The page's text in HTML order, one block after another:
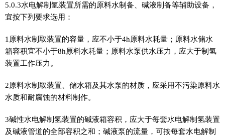
5.0.3水电解制氢装置所需的原料水制备、碱液制备等辅助设备，
宜按下列要求选用：
1原料水制取装置的容量，应不小于4h原料水耗量；原料水储水
箱容积宜不小于8h原料水耗量；原料水泵供水压力，应大于制氢
装置工作压力。
2原料水制取装置、储水箱及其水泵的材质，应采用不污染原料水
水质和耐腐蚀的材料制作。
3碱性水电解制氢装置的碱液箱容积，应大于每套水电解制氢装置
及碱液管道的全部容积之和；碱液泵的流量，可按每套水电解制